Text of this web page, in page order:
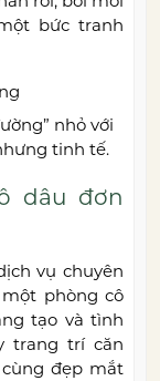
bức tranh
nhỏ với
tinh tế.
dâu đơn
vụ chuyên
phòng cô
tạo và tình
trang trí căn
đẹp mắt